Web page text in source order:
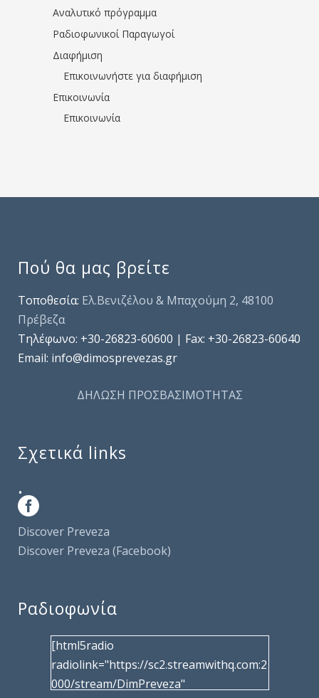
Αναλυτικό πρόγραμμα
Ραδιοφωνικοί Παραγωγοί
Διαφήμιση
Επικοινωνήστε για διαφήμιση
Επικοινωνία
Επικοινωνία
Πού θα μας βρείτε
Τοποθεσία: Ελ.Βενιζέλου & Μπαχούμη 2, 48100
Πρέβεζα
Τηλέφωνo: +30-26823-60600 | Fax: +30-26823-60640
Email: info@dimosprevezas.gr
ΔΗΛΩΣΗ ΠΡΟΣΒΑΣΙΜΟΤΗΤΑΣ
Σχετικά links
.
Discover Preveza
Discover Preveza (Facebook)
Ραδιοφωνία
[html5radio
radiolink="https://sc2.streamwithq.com:2
000/stream/DimPreveza"